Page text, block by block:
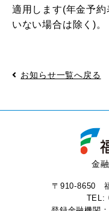
適用します(年金予
いない場合は除く)。
お知らせ一覧へ戻る
金
〒910-8650
TEL: